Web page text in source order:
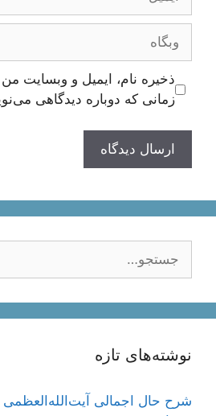
وبگاه
ذخیره نام، ایمیل و وبسایت
زمانی که دوباره دیدگاهی
نوشته‌های تازه
شرح حال اجمالی